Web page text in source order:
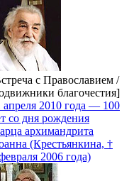
с Православием /
благочестия]
апреля 2010 года — 100
со дня рождения
архимандрита
(Крестьянкина, †
2006 года)